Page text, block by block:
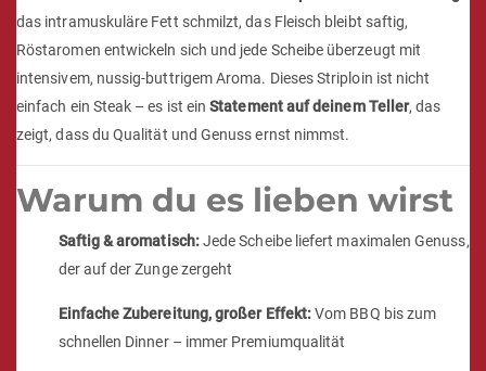
das intramuskuläre Fett schmilzt, das Fleisch bleibt saftig,
Röstaromen entwickeln sich und jede Scheibe überzeugt mit
intensivem, nussig-buttrigem Aroma. Dieses Striploin ist nicht
einfach ein Steak – es ist einStatement auf deinem Teller, das
zeigt, dass du Qualität und Genuss ernst nimmst.
Warum du es lieben wirst
Saftig & aromatisch:Jede Scheibe liefert maximalen Genuss,
der auf der Zunge zergeht
Einfache Zubereitung, großer Effekt:Vom BBQ bis zum
schnellen Dinner – immer Premiumqualität